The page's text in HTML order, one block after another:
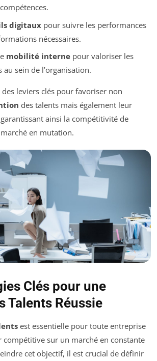
digitauxpour suivre les performances
nécessaires.
mobilité internepour valoriser les
au sein de l’organisation.
des leviers clés pour favoriser non
des talents mais également leur
ainsi la compétitivité de
en mutation.
Clés pour une
Talents Réussie
est essentielle pour toute entreprise
compétitive sur un marché en constante
cet objectif, il est crucial de définir